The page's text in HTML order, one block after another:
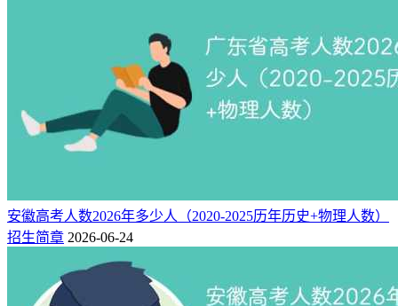
安徽高考人数2026年多少人（2020-2025历年历史+物理人数）
招生简章 2026-06-24